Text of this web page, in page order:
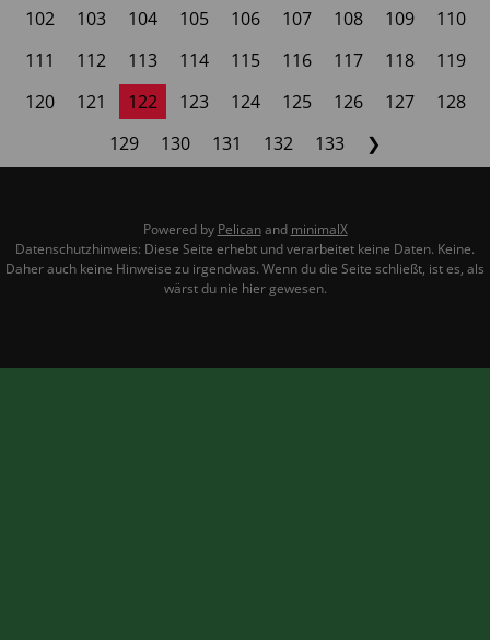
102
103 104 105 106 107 108 109
110
111
112 113 114 115 116 117 118
119
120
121 122 123 124 125 126 127
128
129
130 131 132 133 ❯
Powered by Pelicanand minimalX
Datenschutzhinweis: Diese Seite erhebt und verarbeitet keine Daten. Keine.
Daher auch keine Hinweise zu irgendwas. Wenn du die Seite schließt, ist es, als
wärst du nie hier gewesen.